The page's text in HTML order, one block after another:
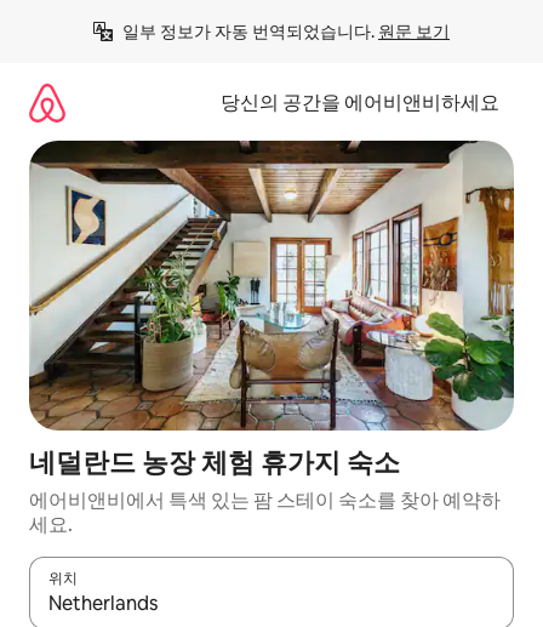
일부 정보가 자동 번역되었습니다. 원문 보기
당신의 공간을 에어비앤비하세요
네덜란드 농장 체험 휴가지 숙소
에어비앤비에서 특색 있는 팜 스테이 숙소를 찾아 예약하
세요.
위치
결과가 나오면 위·아래 화살표 키를 사용하거나 터치 또는 스와이